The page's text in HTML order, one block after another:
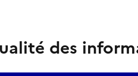
des